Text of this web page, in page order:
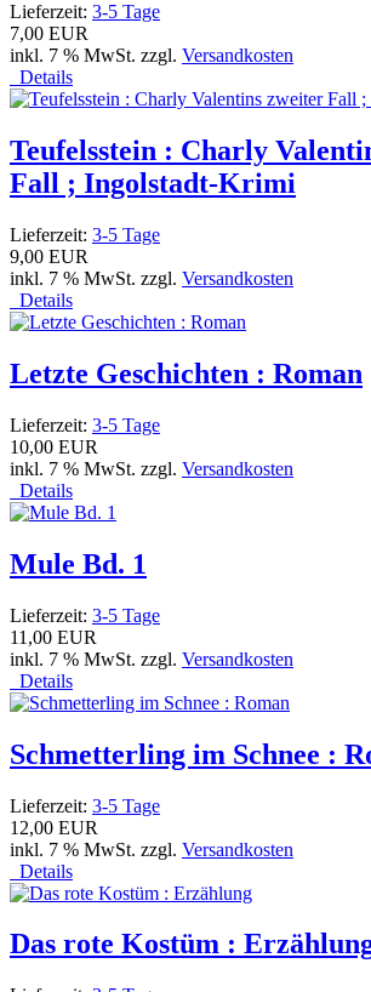
Lieferzeit: 3-5 Tage
7,00 EUR
inkl. 7 % MwSt. zzgl. Versandkosten
Details
Teufelsstein : Charly
Fall ; Ingolstadt-Krimi
Lieferzeit: 3-5 Tage
9,00 EUR
inkl. 7 % MwSt. zzgl. Versandkosten
Details
Letzte Geschichten : Roman
Lieferzeit: 3-5 Tage
10,00 EUR
inkl. 7 % MwSt. zzgl. Versandkosten
Details
Mule Bd. 1
Lieferzeit: 3-5 Tage
11,00 EUR
inkl. 7 % MwSt. zzgl. Versandkosten
Details
Schmetterling im Schnee :
Lieferzeit: 3-5 Tage
12,00 EUR
inkl. 7 % MwSt. zzgl. Versandkosten
Details
Das rote Kostüm :